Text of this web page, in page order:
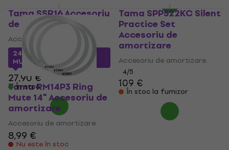
Tama SSR16 Accesoriu
de amortizare
Accesoriu de amortizare
24,96 €
MUZMUZ-10
27,90 €
În stoc
Tama SPP522KC Silent
Practice Set
Accesoriu de
amortizare
Accesoriu de amortizare
4/5
109 €
În stoc la furnizor
Tama RM14P3 Ring
Mute 14" Accesoriu de
amortizare
Accesoriu de amortizare
8,99 €
Nu este în stoc